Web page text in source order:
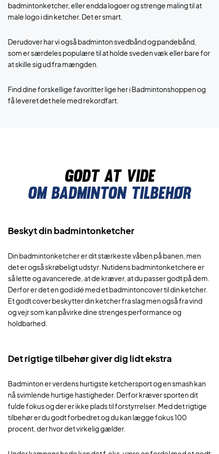
badmintonketcher, eller endda logoer og strenge maling til at
male logo i din ketcher. Det er smart.
Derudover har vi også badminton svedbånd og pandebånd,
som er særdeles populære til at holde sveden væk eller bare for
at skille sig ud fra mængden.
Find dine forskellige favoritter lige her i Badmintonshoppen og
få leveret det hele med rekordfart.
Godt at vide
Om Badminton tilbehør
Beskyt din badmintonketcher
Din badmintonketcher er dit stærkeste våben på banen, men
det er også skrøbeligt udstyr. Nutidens badmintonketchere er
så lette og avancerede, at de kræver, at du passer godt på dem.
Derfor er det en god idé med et badmintoncover til din ketcher.
Et godt cover beskytter din ketcher fra slag men også fra vind
og vejr som kan påvirke dine strenges performance og
holdbarhed.
Det rigtige tilbehør giver dig lidt ekstra
Badminton er verdens hurtigste ketchersport og en smash kan
nå svimlende hurtige hastigheder. Derfor kræver sporten dit
fulde fokus og der er ikke plads til forstyrrelser. Med det rigtige
tilbehør er du godt forbedret og du kan lægge fokus 100
procent, der hvor det virkelig gælder.